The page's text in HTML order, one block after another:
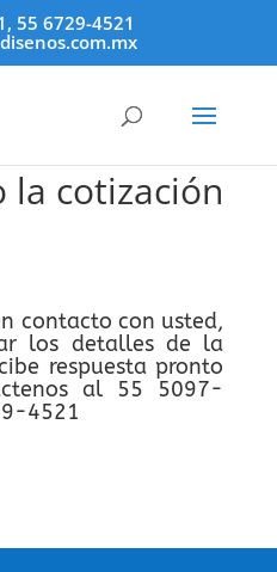
55 6729-4521
la cotización
contacto con usted,
los detalles de la
respuesta pronto
al 55 5097-
4521